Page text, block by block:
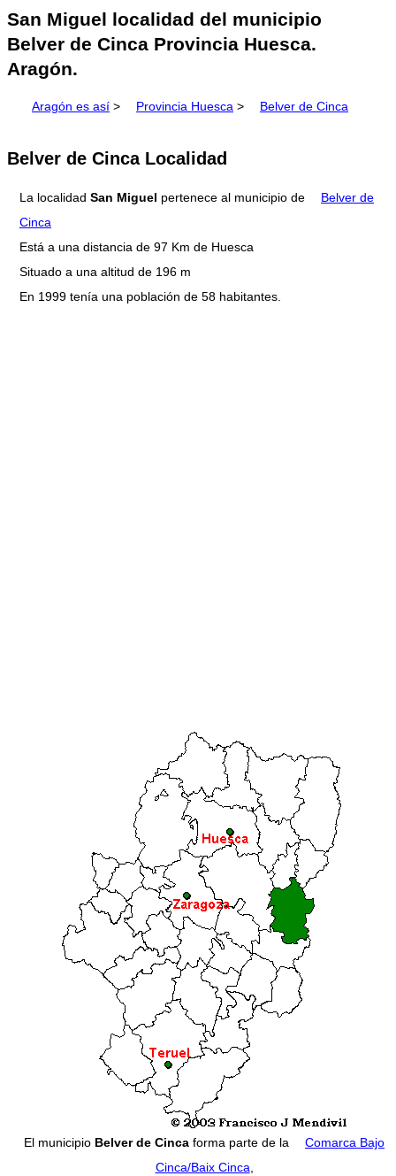
San Miguel localidad del municipio
Belver de Cinca Provincia Huesca.
Aragón.
Aragón es así > Provincia Huesca > Belver de Cinca
Belver de Cinca Localidad
La localidad San Miguel pertenece al municipio de
Belver de
Cinca
Está a una distancia de 97 Km de Huesca
Situado a una altitud de 196 m
En 1999 tenía una población de 58 habitantes.
El municipio Belver de Cinca forma parte de la
Comarca Bajo
Cinca/Baix Cinca,